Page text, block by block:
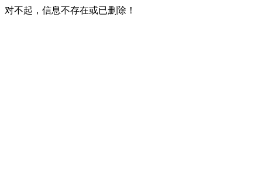
对不起，信息不存在或已删除！